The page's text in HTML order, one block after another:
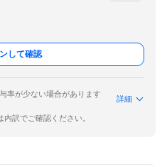
して確認
率が少ない場合があります
詳細
訳でご確認ください。